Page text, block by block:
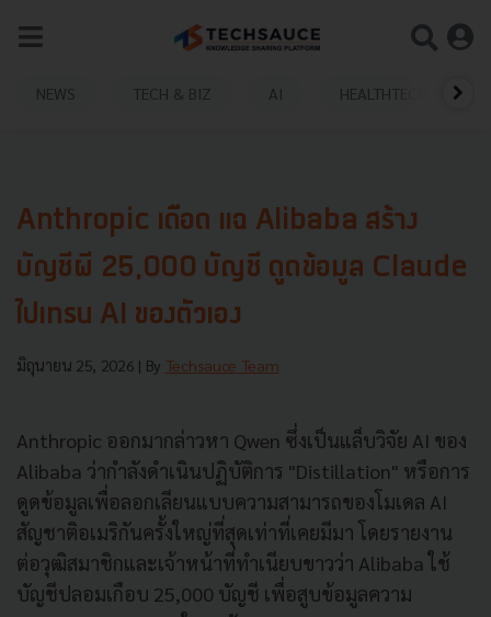
NEWS TECH & BIZ AI HEALTHTECH
Anthropic เดือด แฉ Alibaba สร้าง
บัญชีผี 25,000 บัญชี ดูดข้อมูล Claude
ไปเทรน AI ของตัวเอง
มิถุนายน 25, 2026 | By Techsauce Team
Anthropic ออกมากล่าวหา Qwen ซึ่งเป็นแล็บวิจัย AI ของ
Alibaba ว่ากำลังดำเนินปฏิบัติการ "Distillation" หรือการ
ดูดข้อมูลเพื่อลอกเลียนแบบความสามารถของโมเดล AI
สัญชาติอเมริกันครั้งใหญ่ที่สุดเท่าที่เคยมีมา โดยรายงาน
ต่อวุฒิสมาชิกและเจ้าหน้าที่ทำเนียบขาวว่า Alibaba ใช้
บัญชีปลอมเกือบ 25,000 บัญชี เพื่อสูบข้อมูลความ